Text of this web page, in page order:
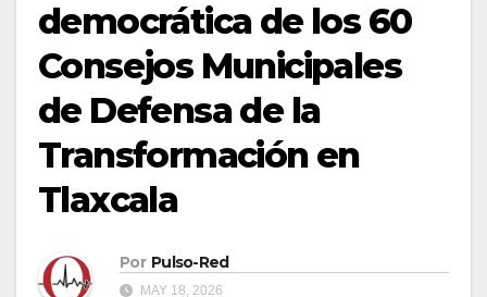
democrática de los 60
Consejos Municipales
de Defensa de la
Transformación en
Tlaxcala
Por Pulso-Red
MAY 18, 2026